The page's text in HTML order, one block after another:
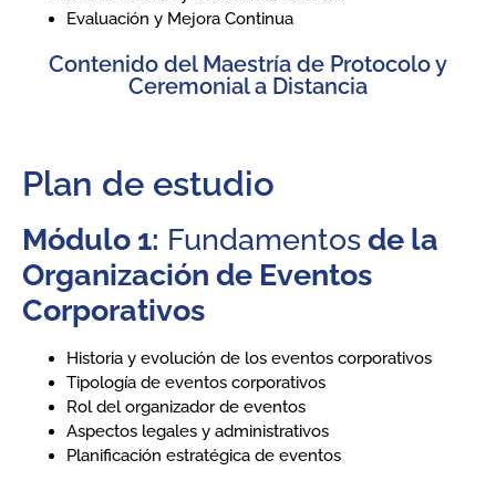
Evaluación y Mejora Continua
Contenido del Maestría de Protocolo y
Ceremonial a Distancia
Plan de estudio
Módulo 1: Fundamentosde la
Organización de Eventos
Corporativos
Historia y evolución de los eventos corporativos
Tipología de eventos corporativos
Rol del organizador de eventos
Aspectos legales y administrativos
Planificación estratégica de eventos